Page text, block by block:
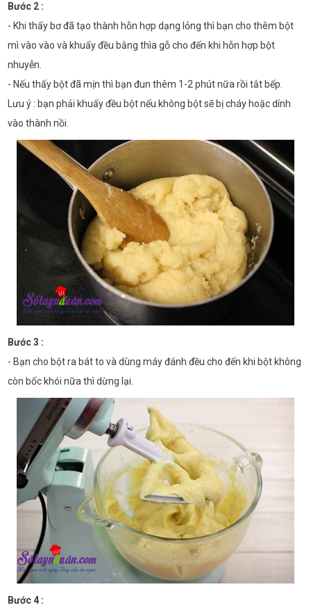
Bước 2 :
- Khi thấy bơ đã tạo thành hỗn hợp dạng lỏng thì bạn cho thêm bột
mì vào vào và khuấy đều bằng thìa gỗ cho đến khi hỗn hợp bột
nhuyễn.
- Nếu thấy bột đã mịn thì bạn đun thêm 1-2 phút nữa rồi tắt bếp.
Lưu ý : bạn phải khuấy đều bột nếu không bột sẽ bị cháy hoặc dính
vào thành nồi.
Bước 3 :
- Bạn cho bột ra bát to và dùng máy đánh đều cho đến khi bột không
còn bốc khói nữa thì dừng lại.
Bước 4 :